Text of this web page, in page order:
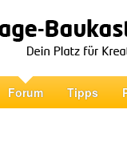
Forum Tipps